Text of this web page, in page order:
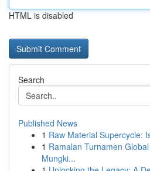
HTML is disabled
Search
Published News
1 Raw Material Supercycle:
1 Ramalan Turnamen
Mungki...